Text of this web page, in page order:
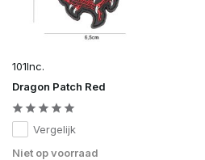
101Inc.
Dragon Patch Red
Vergelijk
Niet op voorraad